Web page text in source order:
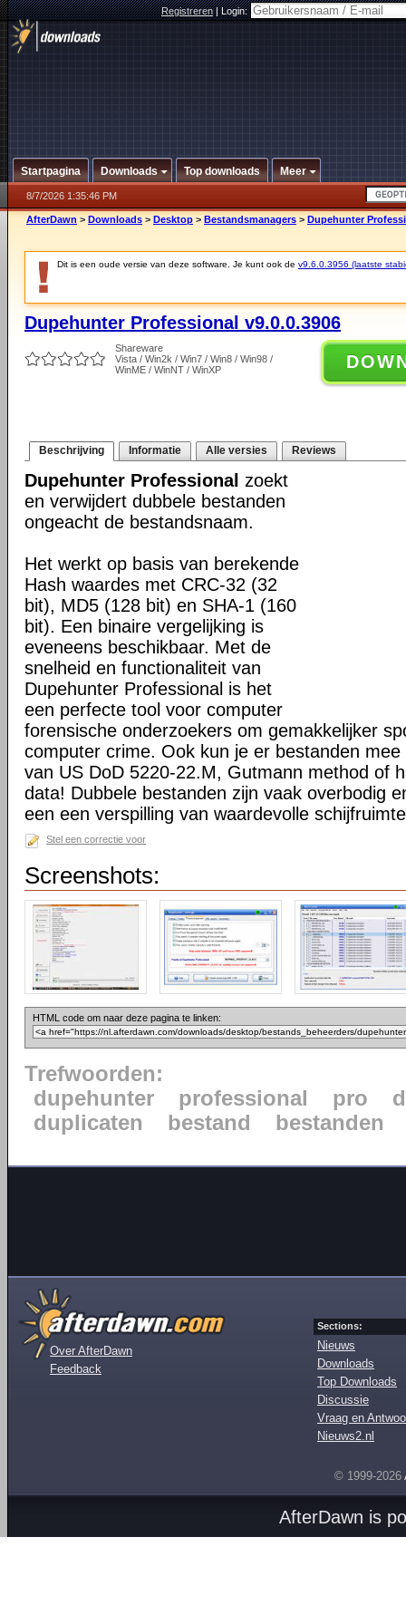
Registreren|Login:
Startpagina Downloads Top downloads Meer
8/7/2026 1:35:46 PM
AfterDawn > Downloads > Desktop > Bestandsmanagers > Dupehunter
Dit is een oude versie van deze software. Je kunt ook de v9.6.0.3956 (laatste
Dupehunter Professional v9.0.0.3906
Shareware
Vista / Win2k / Win7 / Win8 / Win98 /
WinME / WinNT / WinXP
Beschrijving Informatie Alle versies Reviews
Dupehunter Professional zoekt
en verwijdert dubbele bestanden
ongeacht de bestandsnaam.
Het werkt op basis van berekende
Hash waardes met CRC-32 (32
bit), MD5 (128 bit) en SHA-1 (160
bit). Een binaire vergelijking is
eveneens beschikbaar. Met de
snelheid en functionaliteit van
Dupehunter Professional is het
een perfecte tool voor computer
forensische onderzoekers om gemakkelijker
computer crime. Ook kun je er bestanden
van US DoD 5220-22.M, Gutmann method of
data! Dubbele bestanden zijn vaak overbodig
een een verspilling van waardevolle
Stel een correctie voor
Screenshots:
HTML code om naar deze pagina te linken:
Trefwoorden:
dupehunter
professional pro
duplicaten
bestand bestanden
Over AfterDawn
Feedback
Sections:
Nieuws
Downloads
Top Downloads
Discussie
Vraag en
Nieuws2.nl
© 1999-2026
AfterDawn is